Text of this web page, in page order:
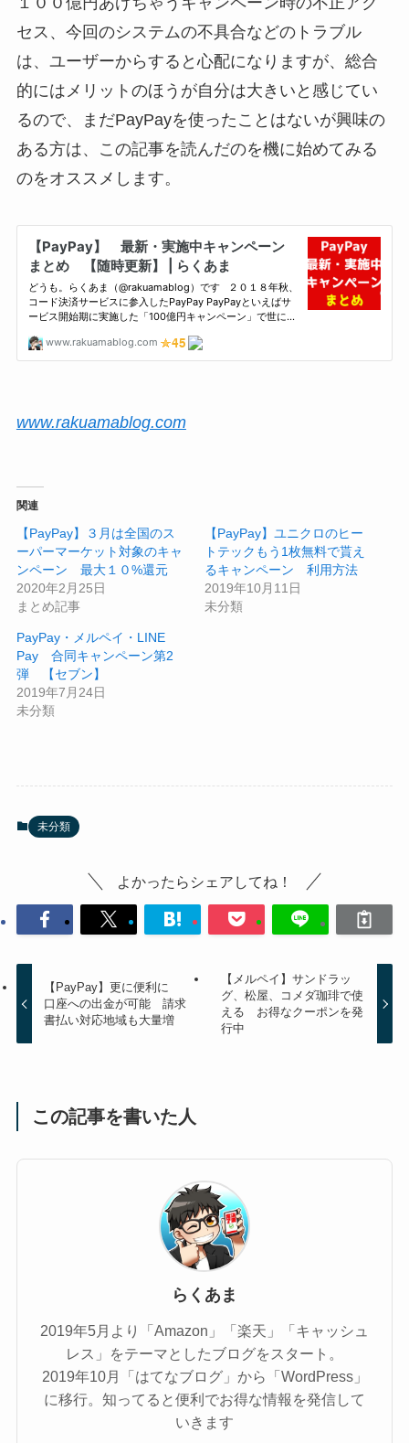
セス、今回のシステムの不具合などのトラブル
は、ユーザーからすると心配になりますが、総合
的にはメリットのほうが自分は大きいと感じてい
るので、まだPayPayを使ったことはないが興味の
ある方は、この記事を読んだのを機に始めてみる
のをオススメします。
www.rakuamablog.com
関連
【PayPay】３月は全国のス
ーパーマーケット対象のキャ
ンペーン 最大１０%還元
2020年2月25日
まとめ記事
【PayPay】ユニクロのヒー
トテックもう1枚無料で貰え
るキャンペーン 利用方法
2019年10月11日
未分類
PayPay・メルペイ・LINE
Pay 合同キャンペーン第2
弾 【セブン】
2019年7月24日
未分類
未分類
よかったらシェアしてね！
【PayPay】更に便利に
口座への出金が可能 請求
書払い対応地域も大量増
【メルペイ】サンドラッ
グ、松屋、コメダ珈琲で使
える お得なクーポンを発
行中
この記事を書いた人
らくあま
2019年5月より「Amazon」「楽天」「キャッシュ
レス」をテーマとしたブログをスタート。
2019年10月「はてなブログ」から「WordPress」
に移行。知ってると便利でお得な情報を発信して
いきます